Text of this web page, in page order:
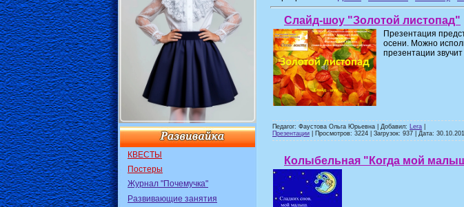
КВЕСТЫ
Постеры
Журнал "Почемучка"
Развивающие занятия
Слайд-шоу "Золотой листопад"
Презентация
осени. Можно
презентации
Педагог: Фаустова Ольга Юрьевна | Добавил: Lera
Презентации | Просмотров: 3224 | Загрузок: 937 | Дата:
Колыбельная "Когда мой